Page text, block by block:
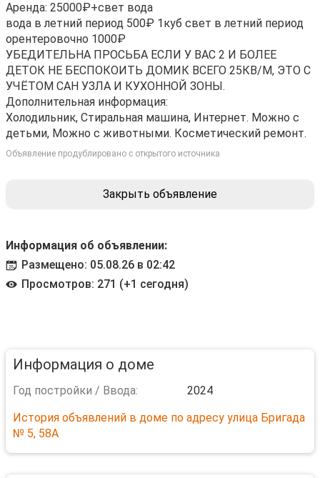
Аренда: 25000₽+свет вода
вода в летний период 500₽ 1куб свет в летний период
орентеровочно 1000₽
УБЕДИТЕЛЬНА ПРОСЬБА ЕСЛИ У ВАС 2 И БОЛЕЕ
ДЕТОК НЕ БЕСПОКОИТЬ ДОМИК ВСЕГО 25КВ/М, ЭТО С
УЧЁТОМ САН УЗЛА И КУХОННОЙ ЗОНЫ.
Дополнительная информация:
Холодильник, Стиральная машина, Интернет. Можно с
детьми, Можно с животными. Косметический ремонт.
Объявление продублировано с открытого источника
Закрыть объявление
Информация об объявлении:
Размещено: 05.08.26 в 02:42
Просмотров: 271 (+1 сегодня)
Информация о доме
Год постройки / Ввода:
2024
История объявлений в доме по адресу улица Бригада
№ 5, 58А